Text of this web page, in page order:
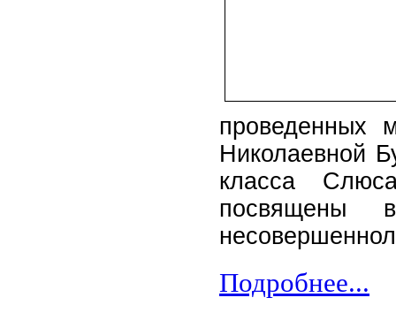
проведенных
Николаевной
класса
посвящены
Подробнее...